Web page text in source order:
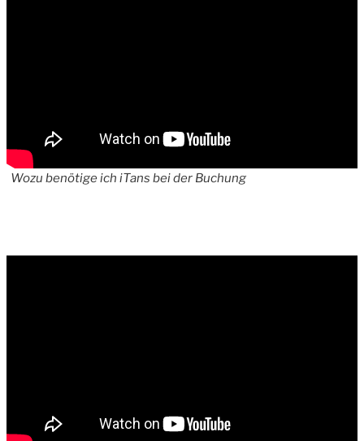
Wozu benötige ich iTans bei der Buchung